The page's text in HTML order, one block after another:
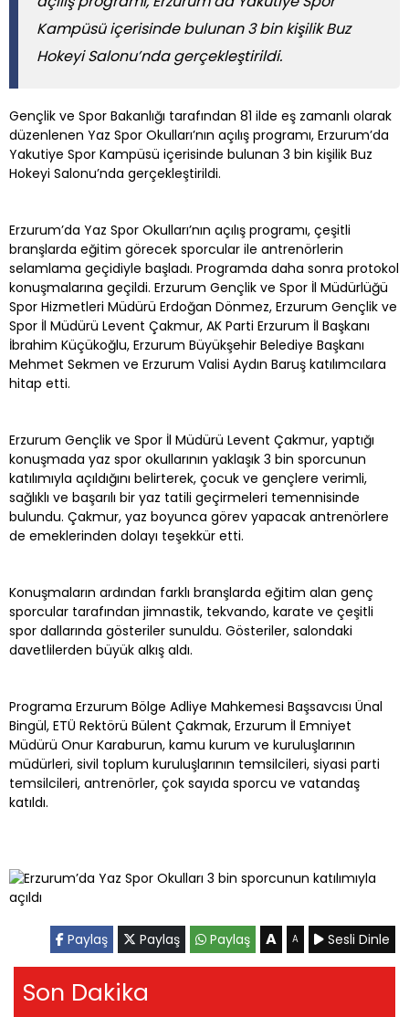
Kampüsü içerisinde bulunan 3 bin kişilik Buz
Hokeyi Salonu’nda gerçekleştirildi.
Gençlik ve Spor Bakanlığı tarafından 81 ilde eş zamanlı olarak
düzenlenen Yaz Spor Okulları’nın açılış programı, Erzurum’da
Yakutiye Spor Kampüsü içerisinde bulunan 3 bin kişilik Buz
Hokeyi Salonu’nda gerçekleştirildi.
Erzurum’da Yaz Spor Okulları’nın açılış programı, çeşitli
branşlarda eğitim görecek sporcular ile antrenörlerin
selamlama geçidiyle başladı. Programda daha sonra protokol
konuşmalarına geçildi. Erzurum Gençlik ve Spor İl Müdürlüğü
Spor Hizmetleri Müdürü Erdoğan Dönmez, Erzurum Gençlik ve
Spor İl Müdürü Levent Çakmur, AK Parti Erzurum İl Başkanı
İbrahim Küçükoğlu, Erzurum Büyükşehir Belediye Başkanı
Mehmet Sekmen ve Erzurum Valisi Aydın Baruş katılımcılara
hitap etti.
Erzurum Gençlik ve Spor İl Müdürü Levent Çakmur, yaptığı
konuşmada yaz spor okullarının yaklaşık 3 bin sporcunun
katılımıyla açıldığını belirterek, çocuk ve gençlere verimli,
sağlıklı ve başarılı bir yaz tatili geçirmeleri temennisinde
bulundu. Çakmur, yaz boyunca görev yapacak antrenörlere
de emeklerinden dolayı teşekkür etti.
Konuşmaların ardından farklı branşlarda eğitim alan genç
sporcular tarafından jimnastik, tekvando, karate ve çeşitli
spor dallarında gösteriler sunuldu. Gösteriler, salondaki
davetlilerden büyük alkış aldı.
Programa Erzurum Bölge Adliye Mahkemesi Başsavcısı Ünal
Bingül, ETÜ Rektörü Bülent Çakmak, Erzurum İl Emniyet
Müdürü Onur Karaburun, kamu kurum ve kuruluşlarının
müdürleri, sivil toplum kuruluşlarının temsilcileri, siyasi parti
temsilcileri, antrenörler, çok sayıda sporcu ve vatandaş
katıldı.
Paylaş Paylaş Paylaş A A Sesli Dinle
Son Dakika